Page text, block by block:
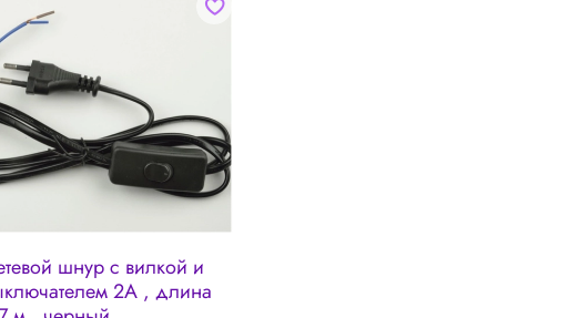
шнур с вилкой и
2А , длина